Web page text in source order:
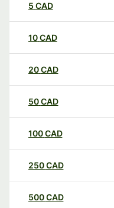
5 CAD
10CAD
20CAD
50CAD
100CAD
250CAD
500CAD